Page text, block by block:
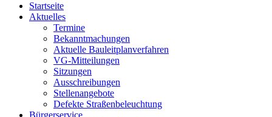
Startseite
Aktuelles
Termine
Bekanntmachungen
Aktuelle Bauleitplanverfahren
VG-Mitteilungen
Sitzungen
Ausschreibungen
Stellenangebote
Defekte Straßenbeleuchtung
Bürgerservice